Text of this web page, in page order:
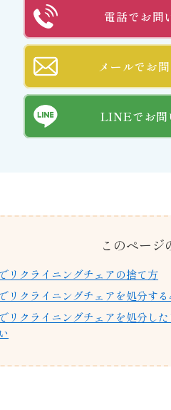
電話でお問
メールでお
LINEでお問
このページ
リクライニングチェアの捨て方
リクライニングチェアを処分す
リクライニングチェアを処分し